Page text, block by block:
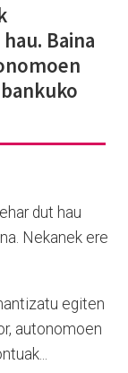
Baina
dut hau
Nekanek ere
egiten
autonomoen